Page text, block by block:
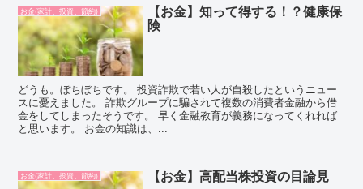
お金(家計、投資、節約) 【お金】知って得する！？健康保
険
どうも。ぼちぼちです。 投資詐欺で若い人が自殺したというニュー
スに憂えました。 詐欺グループに騙されて複数の消費者金融から借
金をしてしまったそうです。 早く金融教育が義務になってくれれば
と思います。 お金の知識は、...
お金(家計、投資、節約) 【お金】高配当株投資の目論見